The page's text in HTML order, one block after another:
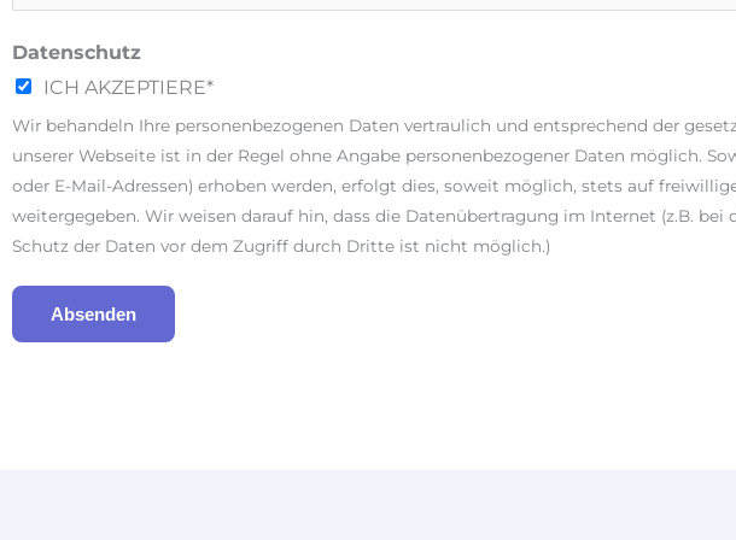
Datenschutz
ICH AKZEPTIERE*
Wir behandeln Ihre personenbezogenen Daten vertraulich und entsprechend der
unserer Webseite ist in der Regel ohne Angabe personenbezogener Daten möglich.
oder E-Mail-Adressen) erhoben werden, erfolgt dies, soweit möglich, stets auf
weitergegeben. Wir weisen darauf hin, dass die Datenübertragung im Internet (z.B.
Schutz der Daten vor dem Zugriff durch Dritte ist nicht möglich.)
Absenden